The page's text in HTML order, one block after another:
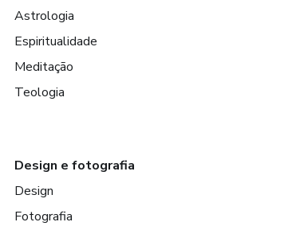
Astrologia
Espiritualidade
Meditação
Teologia
Design e fotografia
Design
Fotografia